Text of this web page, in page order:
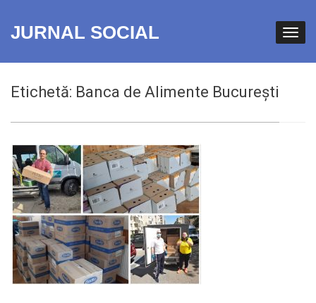
JURNAL SOCIAL
Etichetă: Banca de Alimente București